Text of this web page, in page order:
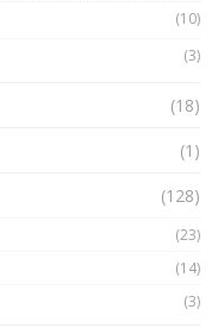
(10)
(3)
(18)
(1)
(128)
(23)
(14)
(3)